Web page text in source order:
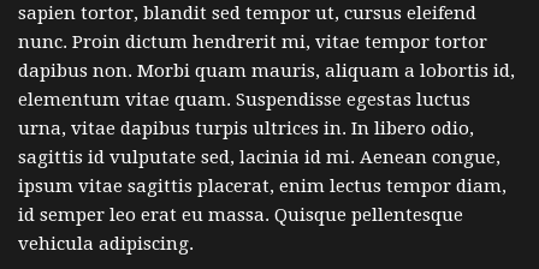
sapien tortor, blandit sed tempor ut, cursus eleifend
nunc. Proin dictum hendrerit mi, vitae tempor tortor
dapibus non. Morbi quam mauris, aliquam a lobortis id,
elementum vitae quam. Suspendisse egestas luctus
urna, vitae dapibus turpis ultrices in. In libero odio,
sagittis id vulputate sed, lacinia id mi. Aenean congue,
ipsum vitae sagittis placerat, enim lectus tempor diam,
id semper leo erat eu massa. Quisque pellentesque
vehicula adipiscing.